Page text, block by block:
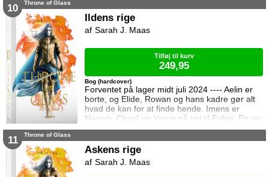
træffe en beslutning her og nu. Da en healer
bliver myrdet under mystiske omstændigheder,
frygter Chaol og Nesryn at Valkerne er fulgt
10 Throne of Glass
Ildens rige
Forventet på lager midt juli 2024 ---- Aelin er
borte, og Elide, Rowan og hans kadre gør alt
hvad de kan for at finde hende. Imens er
Nesryn, Chaol og Yrene på vej til Erilea. En vej
der fører dem forbi Chaols barndomshjem
kæmper Aedion mod Erawans fremrykkende
styrker og sin vrede over den aftale Aelin og
Lysandra har indgået. Og Dorian og Manon
Bog (hardcover)
Sarah J. Maas
Tilføj til kurv
249,95
11 Throne of Glass
Askens rige
Sarah J. Maas